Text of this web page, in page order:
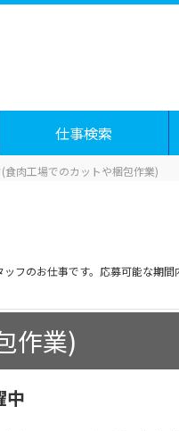
仕事検索
食肉工場でのカットや梱包作業)
フのお仕事です。応募可能な期
作業)
中